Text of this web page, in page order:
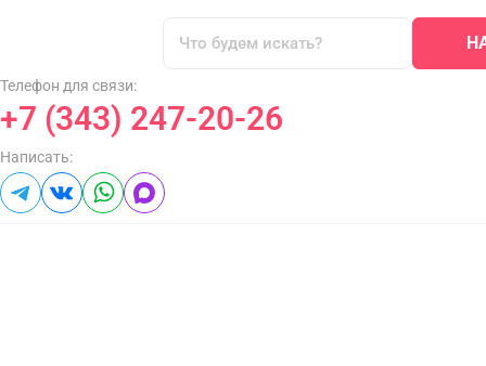
Телефон для связи:
+7 (343) 247-20-26
Написать: